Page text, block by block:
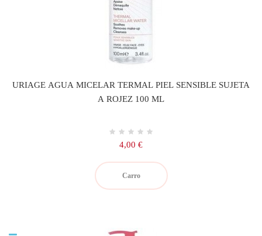
URIAGE AGUA MICELAR TERMAL PIEL SENSIBLE SUJETA
A ROJEZ 100 ML
Precio
4,00 €
Carro